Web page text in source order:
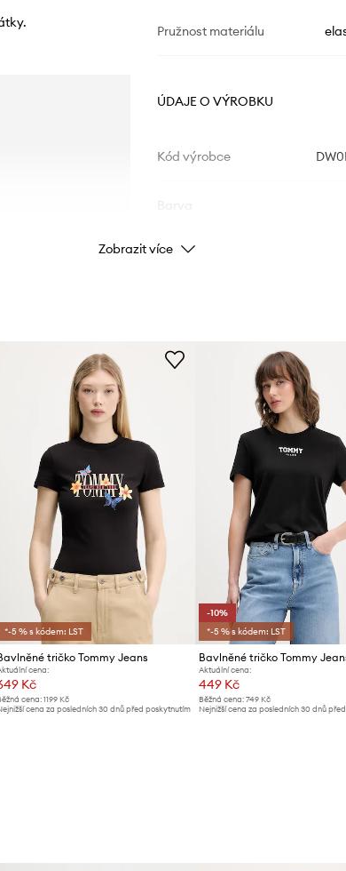
Pružnost materiálu
ÚDAJE O VÝROBKU
Kód výrobce
Značka
ID produktu
Zobrazit více
*-5 % s kódem: LST
tričko Tommy Jeans
cena:
Kč
cena: 1199 Kč
cena za posledních 30 dnů před poskytnutím
-10%
*-5 % s kódem: LST
Bavlněné tričko Tommy
Aktuální cena:
449 Kč
Běžná cena: 749 Kč
Nejnižší cena za posledních 30 dnů